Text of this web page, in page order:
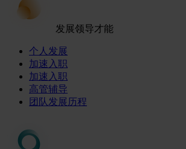
发展领导才能
个人发展
加速入职
加速入职
高管辅导
团队发展历程